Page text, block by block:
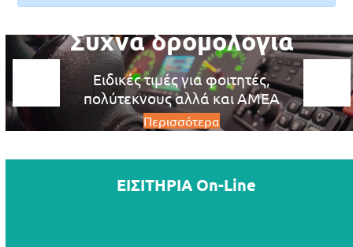
Αρχαία Ολυμπία
Γενέτειρα των Ολυμπιακών
Αγώνων
Περισσότερα
Τηλεφωνική
Ενημέρωση
Δρομολογίων
Πύργος +30 26210 20600, Αθήνα
+30 210 5134111
Συχνά δρομολόγια
Ειδικές τιμές για φοιτητές,
πολύτεκνους αλλά και ΑΜΕΑ
Περισσότερα
ΕΙΣΙΤΗΡΙΑ On-Line